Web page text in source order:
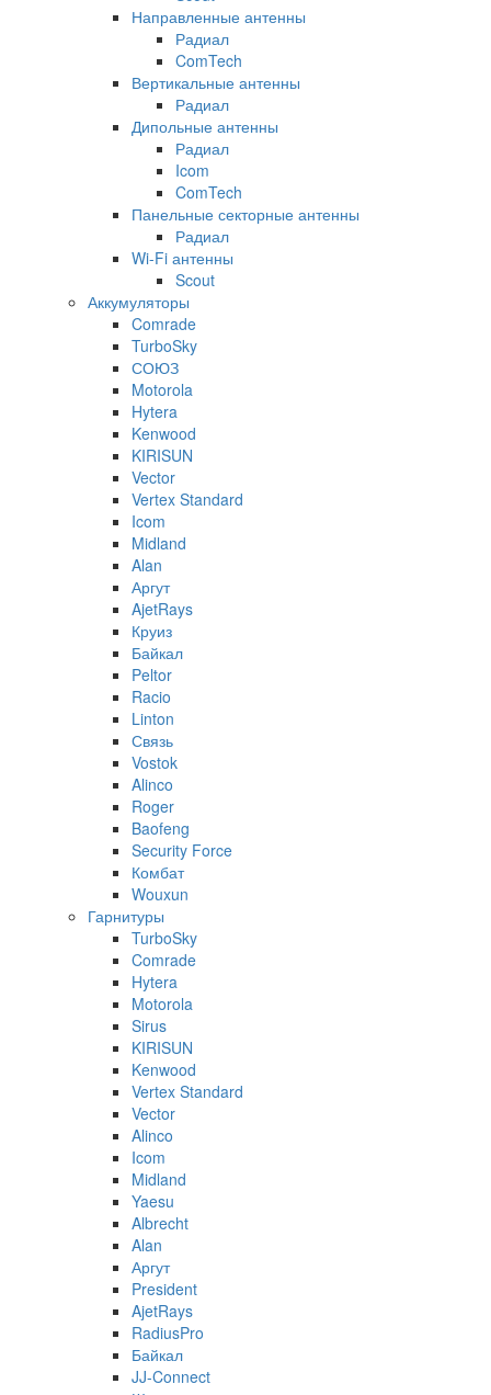
Направленные антенны
Радиал
ComTech
Вертикальные антенны
Радиал
Дипольные антенны
Радиал
Icom
ComTech
Панельные секторные антенны
Радиал
Wi-Fi антенны
Scout
Аккумуляторы
Comrade
TurboSky
СОЮЗ
Motorola
Hytera
Kenwood
KIRISUN
Vector
Vertex Standard
Icom
Midland
Alan
Аргут
AjetRays
Круиз
Байкал
Peltor
Racio
Linton
Связь
Vostok
Alinco
Roger
Baofeng
Security Force
Комбат
Wouxun
Гарнитуры
TurboSky
Comrade
Hytera
Motorola
Sirus
KIRISUN
Kenwood
Vertex Standard
Vector
Alinco
Icom
Midland
Yaesu
Albrecht
Alan
Аргут
President
AjetRays
RadiusPro
Байкал
JJ-Connect